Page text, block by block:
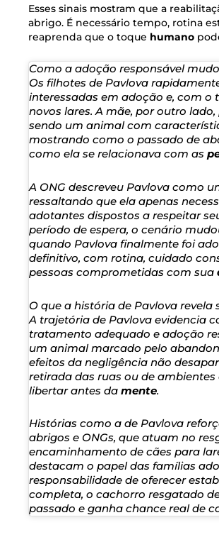
Esses sinais mostram que a
abrigo. É necessário tempo, rotina
reaprenda que o toque humano
Como a adoção responsável
Os filhotes de Pavlova
interessadas em adoção e, com
novos lares. A mãe, por outro
sendo um animal com
mostrando como o passado de
como ela se relacionava com as
A ONG descreveu Pavlova como
ressaltando que ela apenas
adotantes dispostos a respeitar
período de espera, o cenário
quando Pavlova finalmente foi
definitivo, com rotina, cuidado
pessoas comprometidas com sua
O que a história de Pavlova revela
A trajetória de Pavlova evidencia
tratamento adequado e adoção
um animal marcado pelo
efeitos da negligência não
retirada das ruas ou de
libertar antes da mente.
Histórias como a de Pavlova
abrigos e ONGs, que atuam no
encaminhamento de cães para
destacam o papel das famílias
responsabilidade de oferecer
completa, o cachorro resgatado
passado e ganha chance real de